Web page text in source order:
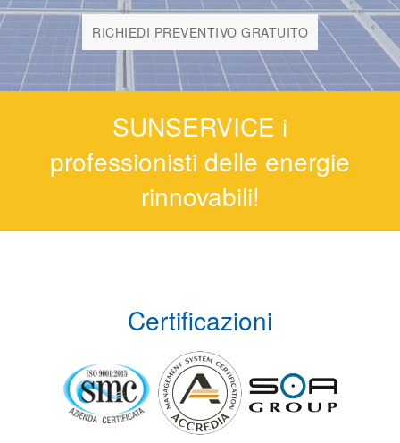
RICHIEDI PREVENTIVO GRATUITO
SUNSERVICE i
professionisti delle energie
rinnovabili!
Certificazioni